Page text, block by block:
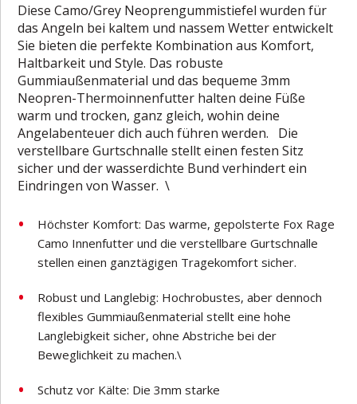
Diese Camo/Grey Neoprengummistiefel wurden für
das Angeln bei kaltem und nassem Wetter entwickelt
Sie bieten die perfekte Kombination aus Komfort,
Haltbarkeit und Style. Das robuste
Gummiaußenmaterial und das bequeme 3mm
Neopren-Thermoinnenfutter halten deine Füße
warm und trocken, ganz gleich, wohin deine
Angelabenteuer dich auch führen werden. Die
verstellbare Gurtschnalle stellt einen festen Sitz
sicher und der wasserdichte Bund verhindert ein
Eindringen von Wasser. \
Höchster Komfort: Das warme, gepolsterte Fox Rage
Camo Innenfutter und die verstellbare Gurtschnalle
stellen einen ganztägigen Tragekomfort sicher.
Robust und Langlebig: Hochrobustes, aber dennoch
flexibles Gummiaußenmaterial stellt eine hohe
Langlebigkeit sicher, ohne Abstriche bei der
Beweglichkeit zu machen.\
Schutz vor Kälte: Die 3mm starke